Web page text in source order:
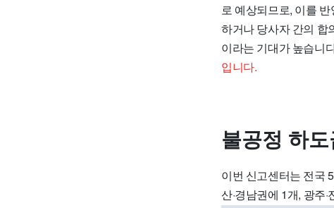
로 예상되므로, 이를
하거나 당사자 간의 합
이라는 기대가 높습니
입니다.
불공정 하도
이번 신고센터는 전국
산·경남권에 1개, 광주